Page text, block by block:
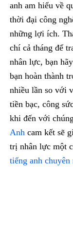
anh am hiểu về
thời đại công
những lợi ích.
chí cả tháng để
nhân lực, bạn
bạn hoàn thành
nhiều lần so với
tiền bạc, công
khi đến với
Anh cam kết sẽ
trị nhân lực một
tiếng anh chuyên